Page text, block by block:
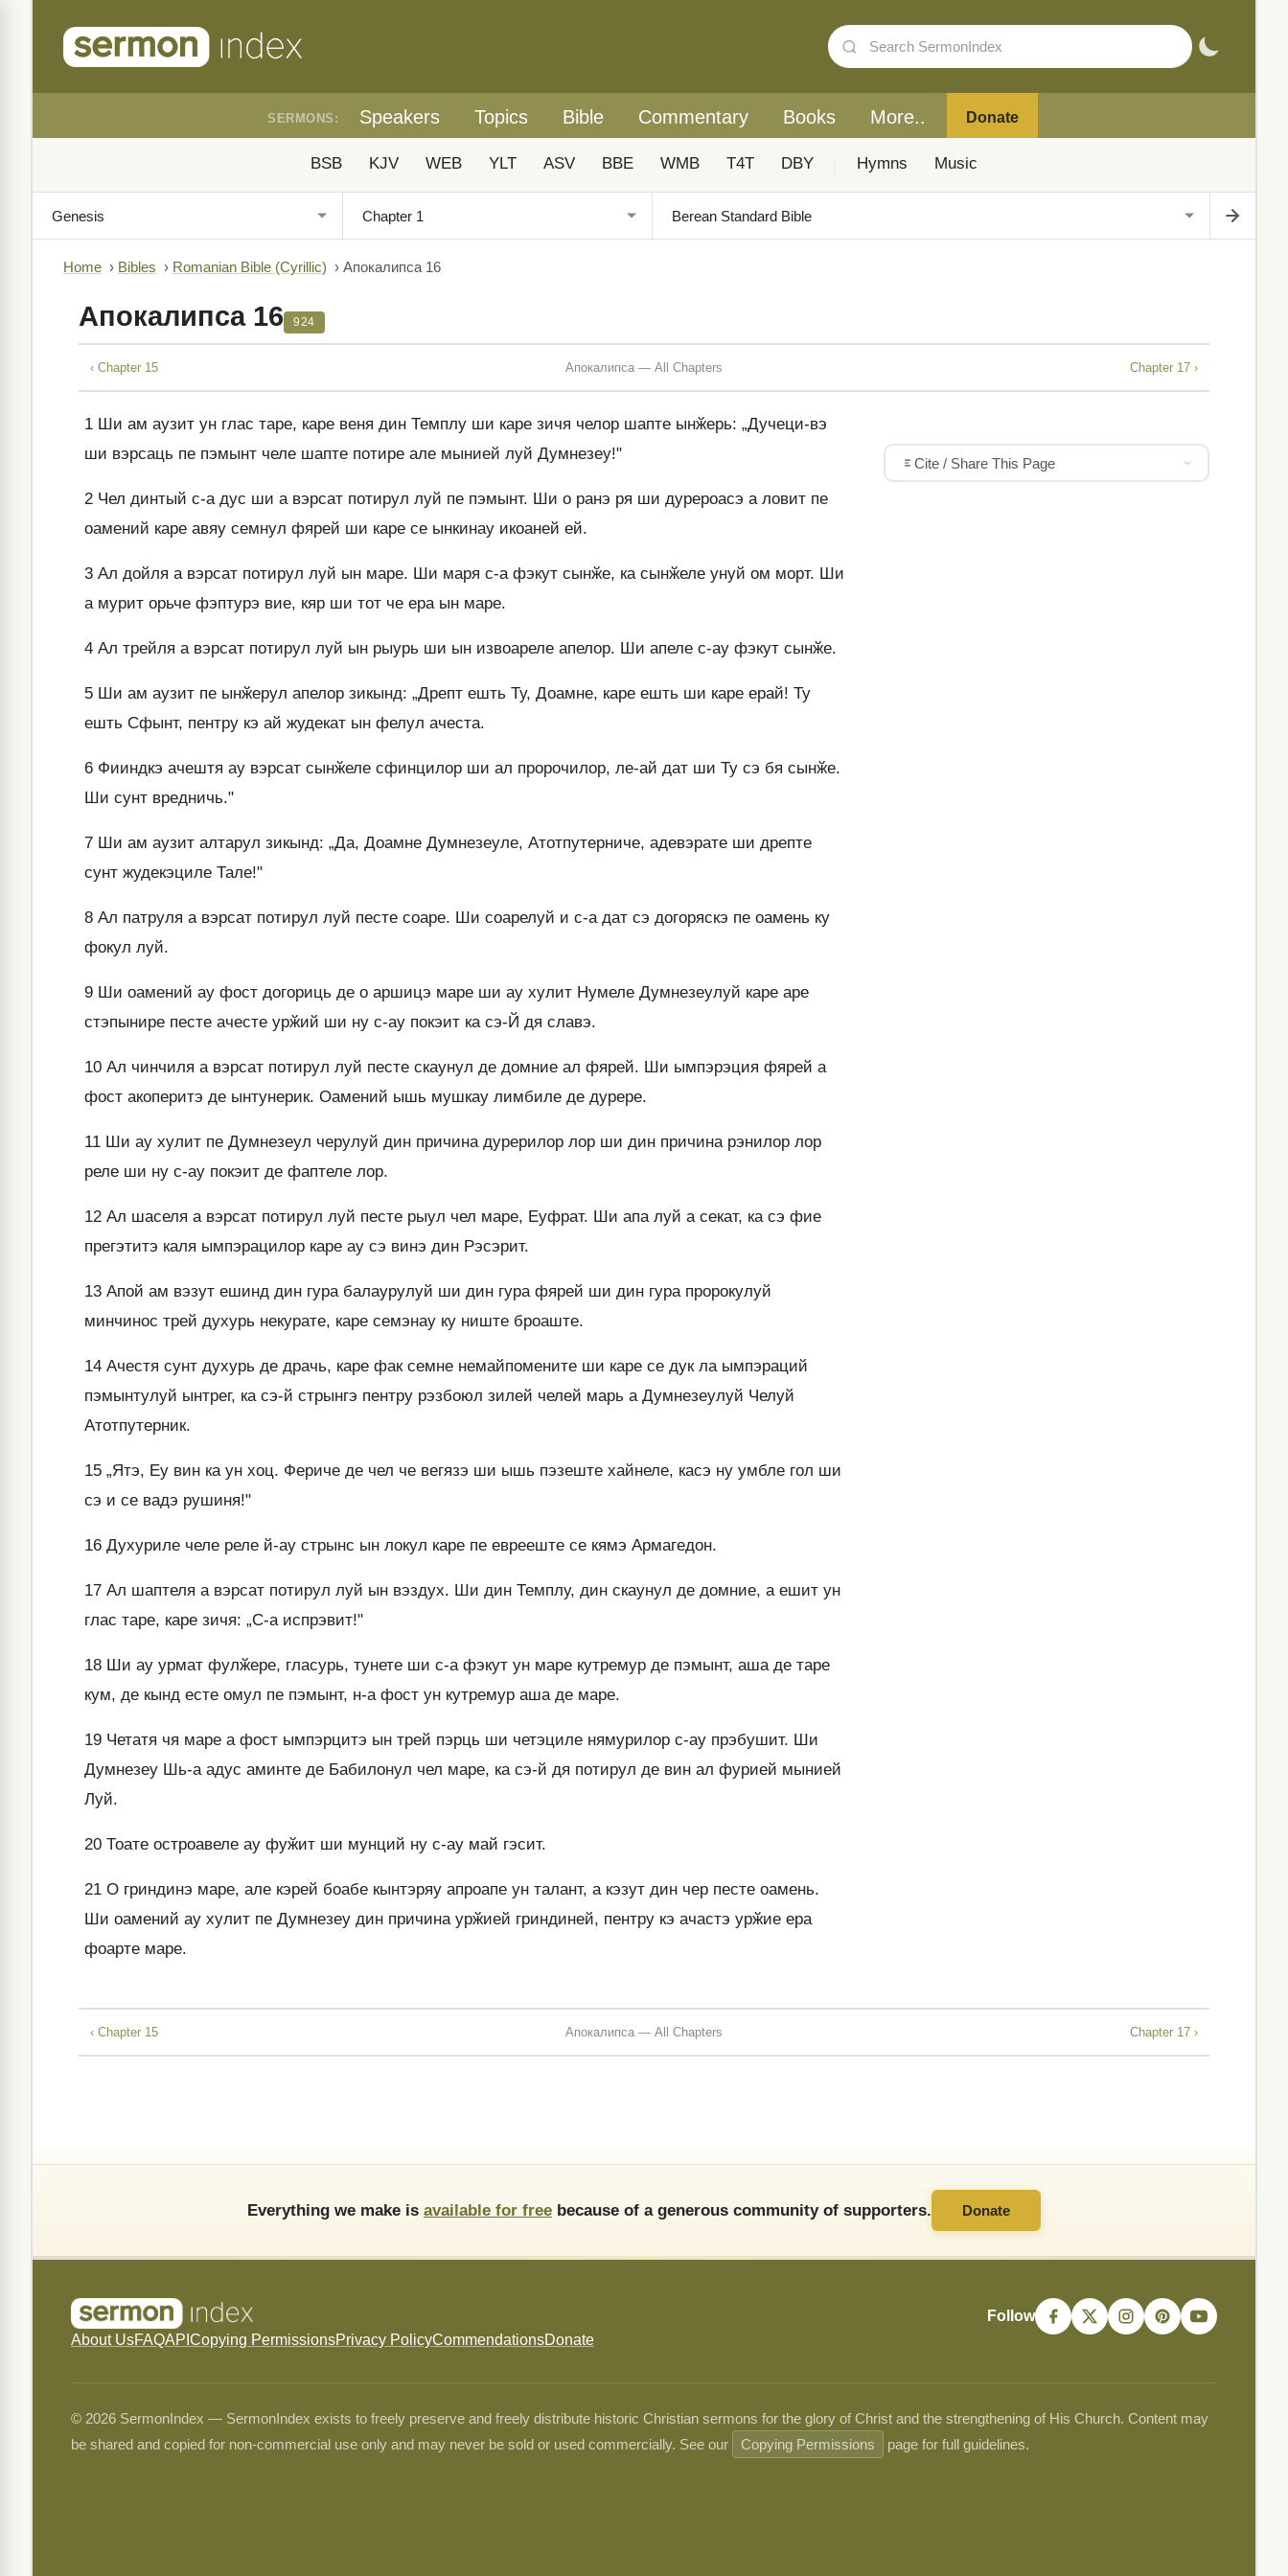
SERMONS: Speakers Topics Bible Commentary Books More.. Donate
BSB KJV WEB YLT ASV BBE WMB T4T DBY Hymns Music
Home › Bibles › Romanian Bible (Cyrillic) › Апокалипса 16
Апокалипса 16 924
‹ Chapter 15 Апокалипса — All Chapters Chapter 17 ›
1 Ши ам аузит ун глас таре, каре веня дин Темплу ши каре зичя челор шапте ынӂерь: „Дучеци-вэ
ши вэрсаць пе пэмынт челе шапте потире але мынией луй Думнезеу!"
2 Чел динтый с-а дус ши а вэрсат потирул луй пе пэмынт. Ши о ранэ ря ши дурероасэ а ловит пе
оамений каре авяу семнул фярей ши каре се ынкинау икоаней ей.
3 Ал дойля а вэрсат потирул луй ын маре. Ши маря с-а фэкут сынӂе, ка сынӂеле унуй ом морт. Ши
а мурит орьче фэптурэ вие, кяр ши тот че ера ын маре.
4 Ал трейля а вэрсат потирул луй ын рыурь ши ын извоареле апелор. Ши апеле с-ау фэкут сынӂе.
5 Ши ам аузит пе ынӂерул апелор зикынд: „Дрепт ешть Ту, Доамне, каре ешть ши каре ерай! Ту
ешть Сфынт, пентру кэ ай жудекат ын фелул ачеста.
6 Фииндкэ ачештя ау вэрсат сынӂеле сфинцилор ши ал пророчилор, ле-ай дат ши Ту сэ бя сынӂе.
Ши сунт вредничь."
7 Ши ам аузит алтарул зикынд: „Да, Доамне Думнезеуле, Атотпутерниче, адевэрате ши дрепте
сунт жудекэциле Тале!"
8 Ал патруля а вэрсат потирул луй песте соаре. Ши соарелуй и с-а дат сэ догоряскэ пе оамень ку
фокул луй.
9 Ши оамений ау фост догориць де о аршицэ маре ши ау хулит Нумеле Думнезеулуй каре аре
стэпынире песте ачесте урӂий ши ну с-ау покэит ка сэ-Й дя славэ.
10 Ал чинчиля а вэрсат потирул луй песте скаунул де домние ал фярей. Ши ымпэрэция фярей а
фост акоперитэ де ынтунерик. Оамений ышь мушкау лимбиле де дурере.
11 Ши ау хулит пе Думнезеул черулуй дин причина дурерилор лор ши дин причина рэнилор лор
реле ши ну с-ау покэит де фаптеле лор.
12 Ал шаселя а вэрсат потирул луй песте рыул чел маре, Еуфрат. Ши апа луй а секат, ка сэ фие
прегэтитэ каля ымпэрацилор каре ау сэ винэ дин Рэсэрит.
13 Апой ам вэзут ешинд дин гура балаурулуй ши дин гура фярей ши дин гура пророкулуй
минчинос трей духурь некурате, каре семэнау ку ниште броаште.
14 Ачестя сунт духурь де драчь, каре фак семне немайпомените ши каре се дук ла ымпэраций
пэмынтулуй ынтрег, ка сэ-й стрынгэ пентру рэзбоюл зилей челей марь а Думнезеулуй Челуй
Атотпутерник.
15 „Ятэ, Еу вин ка ун хоц. Фериче де чел че вегязэ ши ышь пэзеште хайнеле, касэ ну умбле гол ши
сэ и се вадэ рушиня!"
16 Духуриле челе реле й-ау стрынс ын локул каре пе еврееште се кямэ Армагедон.
17 Ал шаптеля а вэрсат потирул луй ын вэздух. Ши дин Темплу, дин скаунул де домние, а ешит ун
глас таре, каре зичя: „С-а испрэвит!"
18 Ши ау урмат фулӂере, гласурь, тунете ши с-а фэкут ун маре кутремур де пэмынт, аша де таре
кум, де кынд есте омул пе пэмынт, н-а фост ун кутремур аша де маре.
19 Четатя чя маре а фост ымпэрцитэ ын трей пэрць ши четэциле нямурилор с-ау прэбушит. Ши
Думнезеу Шь-а адус аминте де Бабилонул чел маре, ка сэ-й дя потирул де вин ал фурией мынией
Луй.
20 Тоате остроавеле ау фуӂит ши мунций ну с-ау май гэсит.
21 О гриндинэ маре, але кэрей боабе кынтэряу апроапе ун талант, а кэзут дин чер песте оамень.
Ши оамений ау хулит пе Думнезеу дин причина урӂией гриндиней, пентру кэ ачастэ урӂие ера
фоарте маре.
Cite / Share This Page
‹ Chapter 15 Апокалипса — All Chapters Chapter 17 ›
Everything we make is available for free because of a generous community of supporters. Donate
About UsFAQAPI Copying PermissionsPrivacy PolicyCommendationsDonate
Follow
© 2026 SermonIndex — SermonIndex exists to freely preserve and freely distribute historic Christian sermons for the glory of Christ and the strengthening of His Church. Content may
be shared and copied for non-commercial use only and may never be sold or used commercially. See our
Copying Permissions page for full guidelines.